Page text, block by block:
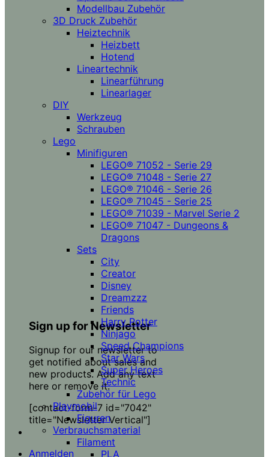
Sign up for Newsletter
Signup for our newsletter to
get notified about sales and
new products. Add any text
here or remove it.
[contact-form-7 id="7042"
title="Newsletter Vertical"]
Anmelden
Modellbau Zubehör
3D Druck Zubehör
Heiztechnik
Heizbett
Hotend
Lineartechnik
Linearführung
Linearlager
DIY
Werkzeug
Schrauben
Lego
Minifiguren
LEGO® 71052 - Serie 29
LEGO® 71048 - Serie 27
LEGO® 71046 - Serie 26
LEGO® 71045 - Serie 25
LEGO® 71039 - Marvel Serie 2
LEGO® 71047 - Dungeons &
Dragons
Sets
City
Creator
Disney
Dreamzzz
Friends
Harry Potter
Ninjago
Speed Champions
Star Wars
Super Heroes
Technic
Zubehör für Lego
Playmobil
Figuren
Verbrauchsmaterial
Filament
PLA